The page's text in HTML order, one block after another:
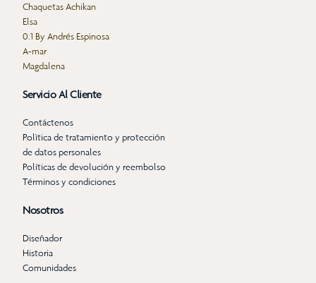
Chaquetas Achikan
Elsa
0.1 By Andrés Espinosa
A-mar
Magdalena
Servicio Al Cliente
Contáctenos
Polìtica de tratamiento y protección
de datos personales
Políticas de devolución y reembolso
Términos y condiciones
Nosotros
Diseñador
Historia
Comunidades